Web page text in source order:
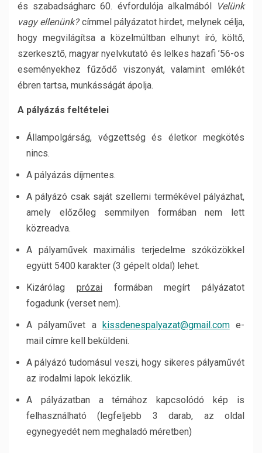
és szabadságharc 60. évfordulója alkalmából Velünk
vagy ellenünk?címmel pályázatot hirdet, melynek célja,
hogy megvilágítsa a közelmúltban elhunyt író, költő,
szerkesztő, magyar nyelvkutató és lelkes hazafi ’56-os
eseményekhez fűződő viszonyát, valamint emlékét
ébren tartsa, munkásságát ápolja.
A pályázás feltételei
Állampolgárság, végzettség és életkor megkötés
nincs.
A pályázás díjmentes.
A pályázó csak saját szellemi termékével pályázhat,
amely előzőleg semmilyen formában nem lett
közreadva.
A pályaművek maximális terjedelme szóközökkel
együtt 5400 karakter (3 gépelt oldal) lehet.
Kizárólag prózaiformában megírt pályázatot
fogadunk (verset nem).
A pályaművet a kissdenespalyazat@gmail.come-
mail címre kell beküldeni.
A pályázó tudomásul veszi, hogy sikeres pályaművét
az irodalmi lapok leközlik.
A pályázatban a témához kapcsolódó kép is
felhasználható (legfeljebb 3 darab, az oldal
egynegyedét nem meghaladó méretben)